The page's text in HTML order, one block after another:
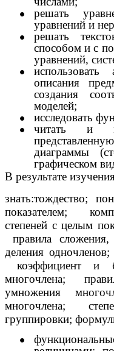
решать
уравнений и
решать
способом и с
уравнений,
описания
создания
моделей;
исследовать
читать и
диаграммы
графическом
В результате
знать:тождество;
показателем;
степеней с целым
правила
деления
коэффициент и
многочлена;
умножения
многочлена;
группировки;